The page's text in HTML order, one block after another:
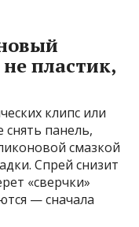
пластик,
клипс или
снять панель,
смазкой
Спрей снизит
«сверчки»
— сначала